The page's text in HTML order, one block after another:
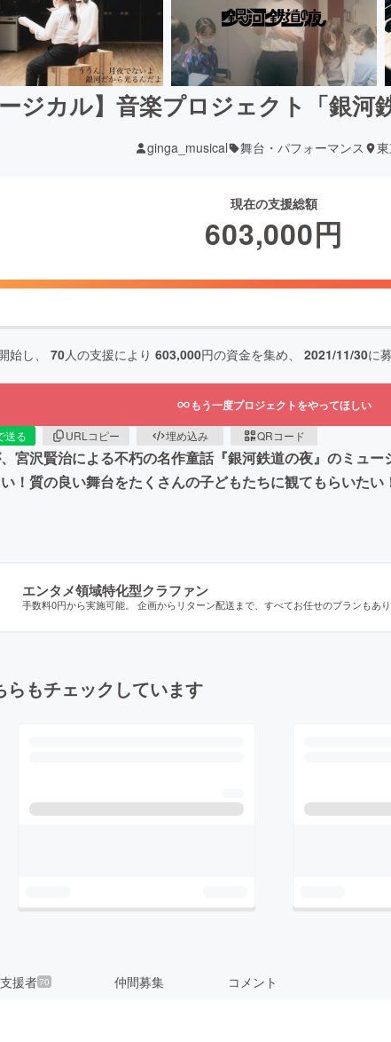
ージカル】音楽プロジェクト「銀河
ginga_musical 舞台・パフォーマンス
現在の支援総額
603,000円
始し、 70人の支援により 603,000円の資金を集め、 2021/11/30に
もう一度プロジェクトをやってほしい
送る URLコピー 埋め込み QRコード
宮沢賢治による不朽の名作童話『銀河鉄道の夜』のミュ
！質の良い舞台をたくさんの子どもたちに観てもらいた
エンタメ領域特化型クラファン
手数料0円から実施可能。 企画からリターン配送まで、すべてお任せのプランもあり
もチェックしています
支援者70 仲間募集 コメント